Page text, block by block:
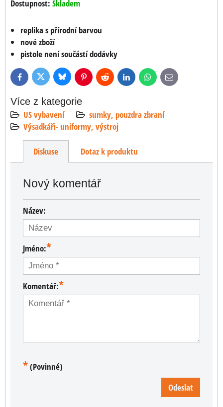
Dostupnost: Skladem
replika s přírodní barvou
nové zboží
pistole není součástí dodávky
FacebookTwitter BlueskyPinterestReddit LinkedInWhatsApp
E-
mail
Více z kategorie
US vybavení
sumky, pouzdra zbraní
Výsadkáři- uniformy, výstroj
Diskuse Dotaz k produktu
Nový komentář
Název:
Jméno:*
Komentář:*
*(Povinné)
Odeslat